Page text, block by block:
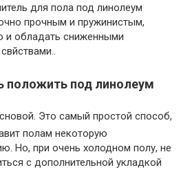
для пола под линолеум
прочным и пружинистым,
и обладать сниженными
положить под линолеум
Это самый простой способ,
полам некоторую
Но, при очень холодном полу, не
с дополнительной укладкой